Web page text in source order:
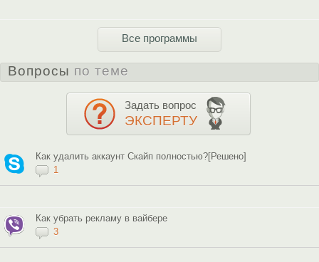
Все программы
Вопросы по теме
Задать вопрос
ЭКСПЕРТУ
Как удалить аккаунт Скайп полностью?[Решено]
1
Как убрать рекламу в вайбере
3